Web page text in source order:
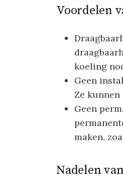
Voordelen
koeling
Geen
Ze
Geen
maken,
Nadelen